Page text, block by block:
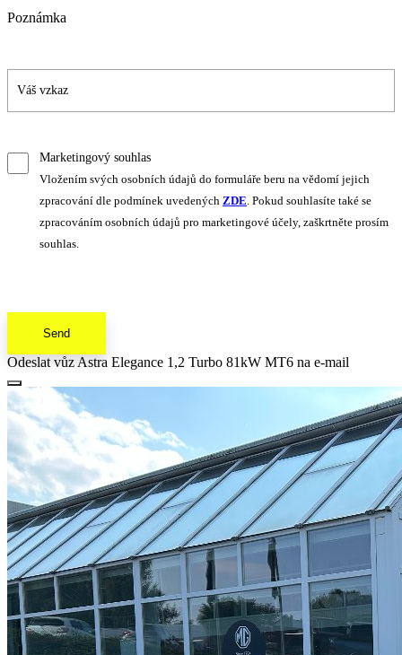
Poznámka
Marketingový souhlas
Vložením svých osobních údajů do formuláře beru na vědomí jejich
zpracování dle podmínek uvedených ZDE. Pokud souhlasíte také se
zpracováním osobních údajů pro marketingové účely, zaškrtněte prosím
souhlas.
Send
Odeslat vůz Astra Elegance 1,2 Turbo 81kW MT6 na e-mail